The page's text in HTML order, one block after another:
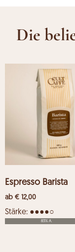
Die
Espresso Barista
ab € 12,00
Stärke: ●●●●○
83% A.